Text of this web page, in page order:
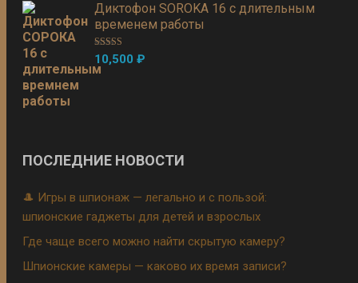
Диктофон SOROKA 16 с длительным
временем работы
Оценка5.00
из 5
10,500₽
ПОСЛЕДНИЕ НОВОСТИ
🎩 Игры в шпионаж — легально и с пользой:
шпионские гаджеты для детей и взрослых
Где чаще всего можно найти скрытую камеру?
Шпионские камеры — каково их время записи?